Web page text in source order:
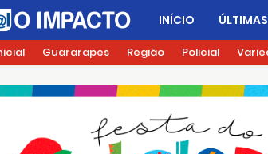
INÍCIO
Guararapes Região Policial